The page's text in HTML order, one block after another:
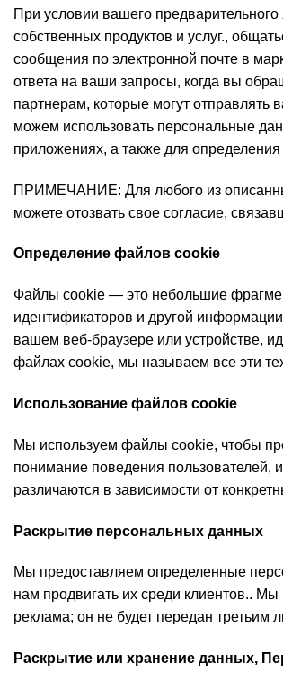
При условии вашего
собственных продуктов и услуг.,
сообщения по электронной почте в
ответа на ваши запросы, когда вы
партнерам, которые могут отправлять
можем использовать персональные
приложениях, а также для
ПРИМЕЧАНИЕ: Для любого из
можете отозвать свое согласие,
Определение файлов cookie
Файлы cookie — это небольшие
идентификаторов и другой
вашем веб-браузере или устройстве,
файлах cookie, мы называем все эти
Использование файлов cookie
Мы используем файлы cookie, чтобы
понимание поведения пользователей,
различаются в зависимости от
Раскрытие персональных данных
Мы предоставляем определенные
нам продвигать их среди клиентов..
реклама; он не будет передан третьим
Раскрытие или хранение данных,